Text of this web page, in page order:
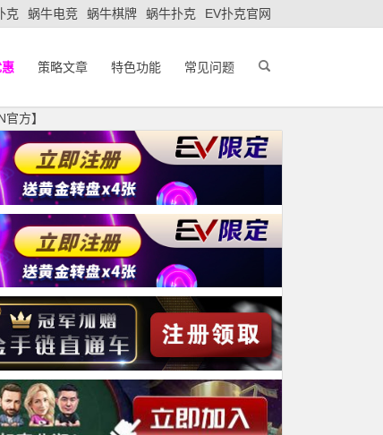
克 蜗牛电竞 蜗牛棋牌 蜗牛扑克 EV扑克官网
策略文章 特色功能 常见问题
方】